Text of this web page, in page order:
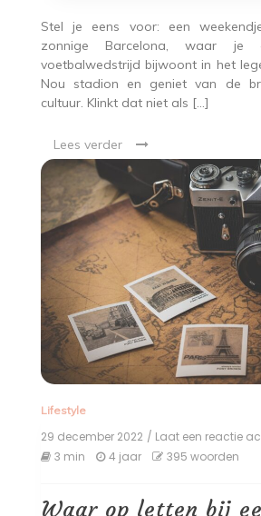
Stel je eens voor: een
zonnige Barcelona, waar je
voetbalwedstrijd bijwoont in het
Nou stadion en geniet van de
cultuur. Klinkt dat niet als […]
Lees verder
Lifestyle
29 december 2022 / Laat een reactie
3 min 4 jaar 395 woorden
Waar op letten bij